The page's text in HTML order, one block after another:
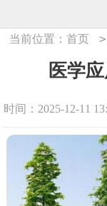
当前位置：首页 >
医学
时间：2025-12-11